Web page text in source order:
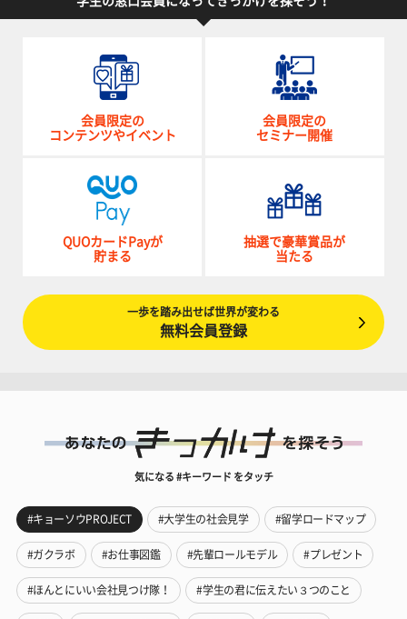
会員限定の
コンテンツやイベント
会員限定の
セミナー開催
QUOカードPayが
貯まる
抽選で豪華賞品が
当たる
一歩を踏み出せば世界が変わる
無料会員登録
気になる #キーワード をタッチ
#キョーソウPROJECT #大学生の社会見学 #留学ロードマップ
#ガクラボ #お仕事図鑑 #先輩ロールモデル #プレゼント
#ほんとにいい会社見つけ隊！ #学生の君に伝えたい３つのこと